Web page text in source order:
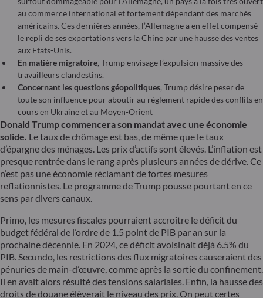
au commerce international et fortement dépendant des marchés
américains. Ces dernières années, l’Allemagne a en effet compensé
le repli de ses exportations vers la Chine par une hausse des ventes
aux Etats-Unis.
En matière migratoire, Trump envisage l’expulsion massive des
travailleurs clandestins.
Concernant les questions géopolitiques, Trump désire peser de
toute son influence pour aboutir au règlement rapide des conflits en
cours en Ukraine et au Moyen-Orient
Donald Trump commencera son mandat avec une économie
solide. Le taux de chômage est bas, de même que le taux
d’épargne des ménages. Les prix d’actifs sont élevés. L’inflation est
presque rentrée dans le rang après plusieurs années de dérive. Ce
n’est pas une économie réclamant de fortes mesures
reflationnistes. Le programme de Trump pousse pourtant en ce
sens par divers canaux.
Primo, les mesures fiscales pourraient accroître le déficit du
budget fédéral de l’ordre de 1.5 point de PIB par an sur la
prochaine décennie. En 2024, ce déficit avoisinait déjà 6.5% du
PIB. Secundo, les restrictions des flux migratoires causeraient des
pénuries de main-d’œuvre, comme après la sortie du confinement.
Il en avait alors résulté des tensions salariales. Enfin, la hausse des
droits de douane élèverait le niveau des prix. On peut certes